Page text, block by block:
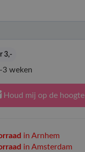
3,-
3 weken
Houd mij op de hoogte
in Arnhem
in Amsterdam